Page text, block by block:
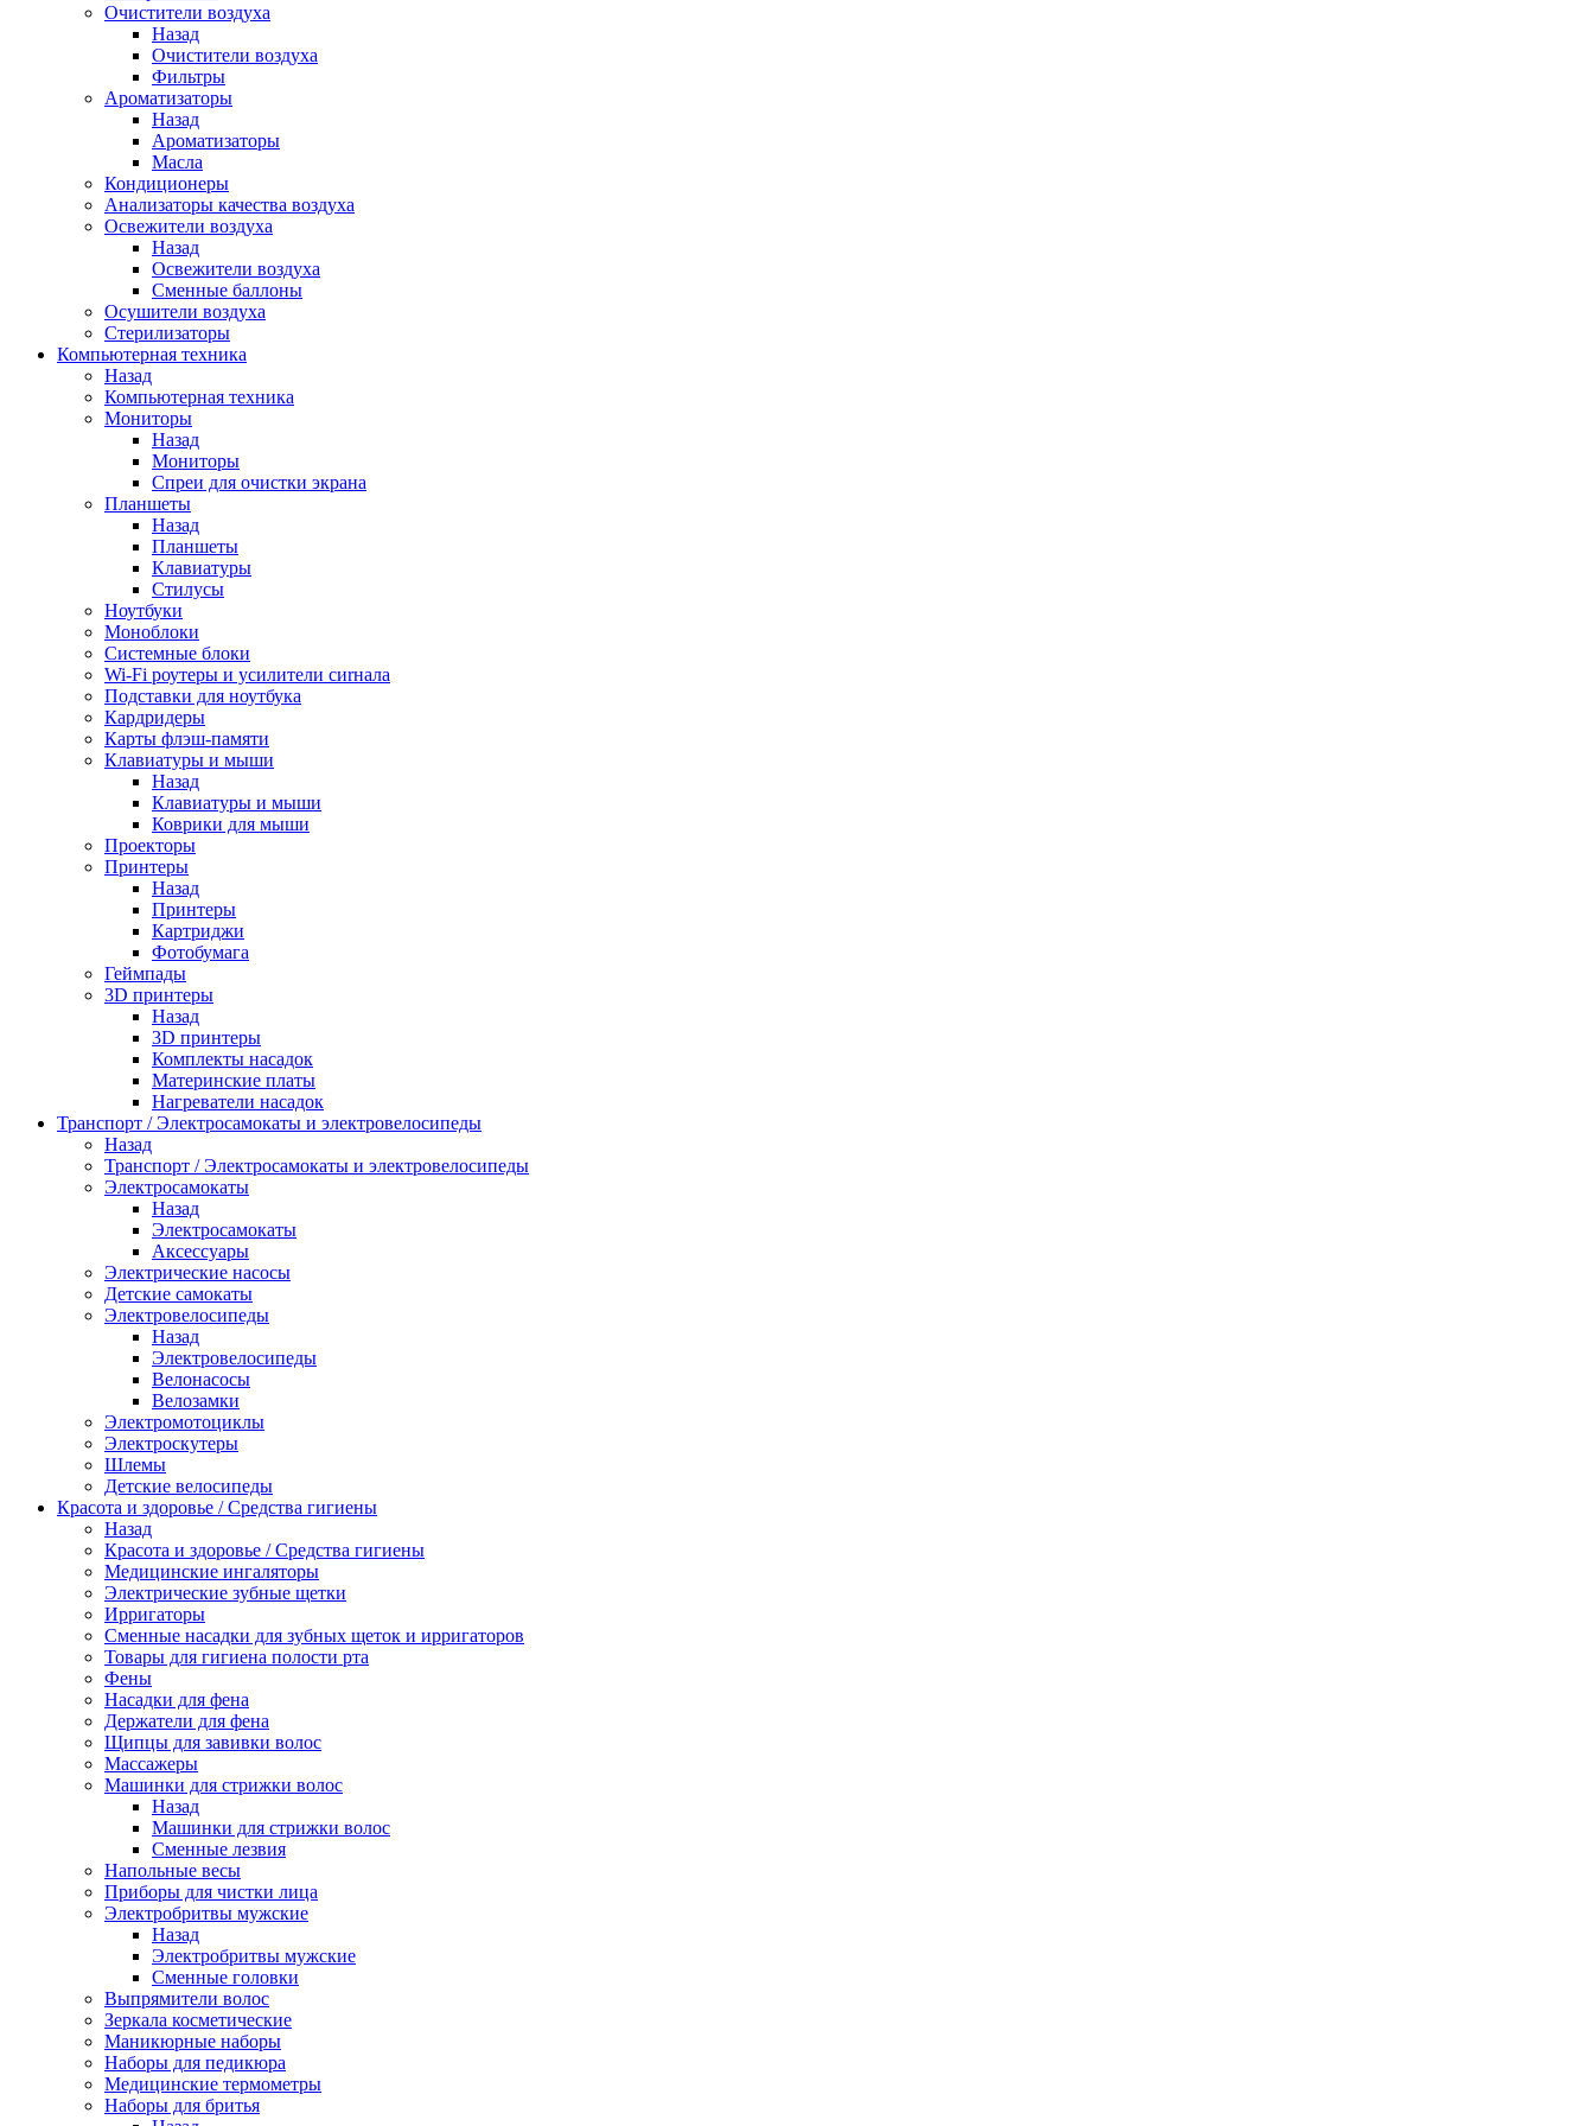
Очистители воздуха
Назад
Очистители воздуха
Фильтры
Ароматизаторы
Назад
Ароматизаторы
Масла
Кондиционеры
Анализаторы качества воздуха
Освежители воздуха
Назад
Освежители воздуха
Сменные баллоны
Осушители воздуха
Стерилизаторы
Компьютерная техника
Назад
Компьютерная техника
Мониторы
Назад
Мониторы
Спреи для очистки экрана
Планшеты
Назад
Планшеты
Клавиатуры
Стилусы
Ноутбуки
Моноблоки
Системные блоки
Wi-Fi роутеры и усилители сиrнала
Подставки для ноутбука
Кардридеры
Карты флэш-памяти
Клавиатуры и мыши
Назад
Клавиатуры и мыши
Коврики для мыши
Проекторы
Принтеры
Назад
Принтеры
Картриджи
Фотобумага
Геймпады
3D принтеры
Назад
3D принтеры
Комплекты насадок
Материнские платы
Нагреватели насадок
Транспорт / Электросамокаты и электровелосипеды
Назад
Транспорт / Электросамокаты и электровелосипеды
Электросамокаты
Назад
Электросамокаты
Аксессуары
Электрические насосы
Детские самокаты
Электровелосипеды
Назад
Электровелосипеды
Велонасосы
Велозамки
Электромотоциклы
Электроскутеры
Шлемы
Детские велосипеды
Красота и здоровье / Средства гигиены
Назад
Красота и здоровье / Средства гигиены
Медицинские ингаляторы
Электрические зубные щетки
Ирригаторы
Сменные насадки для зубных щеток и ирригаторов
Товары для гигиена полости рта
Фены
Насадки для фена
Держатели для фена
Щипцы для завивки волос
Массажеры
Машинки для стрижки волос
Назад
Машинки для стрижки волос
Сменные лезвия
Напольные весы
Приборы для чистки лица
Электробритвы мужские
Назад
Электробритвы мужские
Сменные головки
Выпрямители волос
Зеркала косметические
Маникюрные наборы
Наборы для педикюра
Медицинские термометры
Наборы для бритья